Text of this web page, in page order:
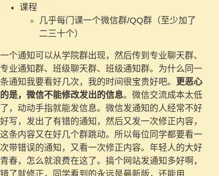
课程
几乎每门课一个微信群/QQ群（至少加了
二三十个）
一个通知可以从学院群出现，然后传到专业聊天群、
专业通知群、班级聊天群、班级通知群。为什么同一
条通知我要看好几次，我的时间很宝贵好吧。 更恶心
的是，微信不能修改发出的信息。微信交流成本太低
了，动动手指就能发信息。微信发通知的人经常不好
好写，发出了有错的通知，然后又发一次修正内容，
这条内容又在好几个群跳动。所以每位同学都要看一
次带错误的通知，又看一次修正内容。年轻人的大好
青春，怎么就浪费在这了。搞个网站发通知多好啊，